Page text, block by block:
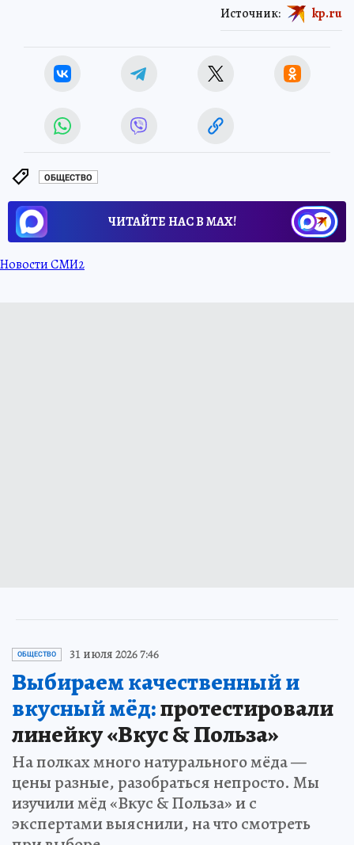
Источник: kp.ru
ОБЩЕСТВО
ЧИТАЙТЕ НАС В МАХ!
Новости СМИ2
ОБЩЕСТВО 31 июля 2026 7:46
Выбираем качественный и
вкусный мёд:протестировали
линейку «Вкус & Польза»
На полках много натурального мёда —
цены разные, разобраться непросто. Мы
изучили мёд «Вкус & Польза» и с
экспертами выяснили, на что смотреть